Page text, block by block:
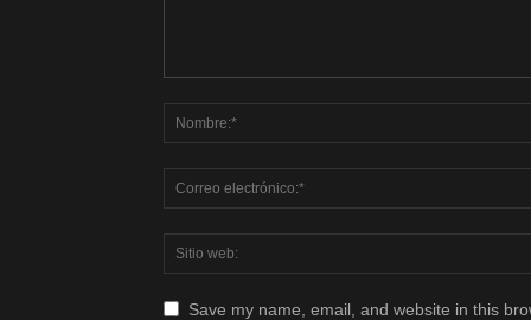
Save my name, email, and website in this